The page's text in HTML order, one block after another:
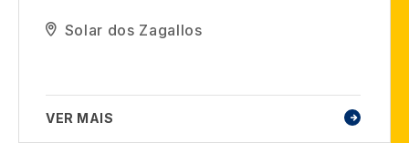
Solar dos Zagallos
VER MAIS